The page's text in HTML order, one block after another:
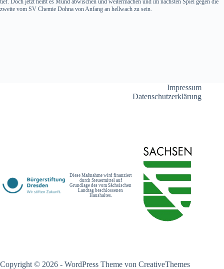
tief. Doch jetzt heißt es Mund abwischen und weitermachen und im nächsten Spiel gegen die
zweite vom SV Chemie Dohna von Anfang an hellwach zu sein.
Impressum
Datenschutzerklärung
Diese Maßnahme wird finanziert
durch Steuermittel auf
Grundlage des vom Sächsischen
Landtag beschlossenen
Haushaltes.
Copyright © 2026 - WordPress Theme von CreativeThemes